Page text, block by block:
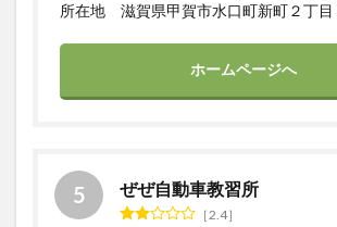
所在地 滋賀県甲賀市水口町新町２丁目
ホームページへ
ぜぜ自動車教習所
2.4